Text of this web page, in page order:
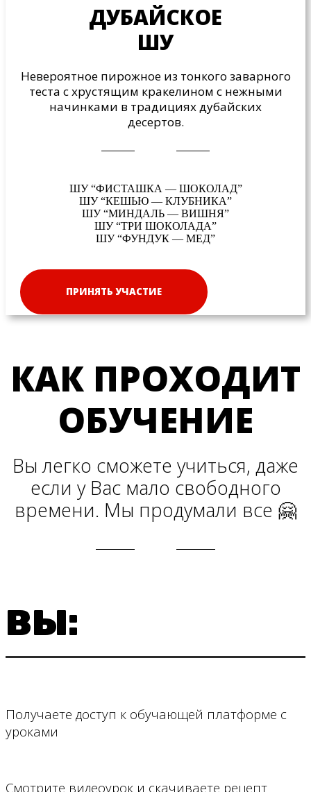
ДУБАЙСКОЕ
ШУ
Невероятное пирожное из тонкого заварного
теста с хрустящим кракелином с нежными
начинками в традициях дубайских
десертов.
ШУ “ФИСТАШКА — ШОКОЛАД”
ШУ “КЕШЬЮ — КЛУБНИКА”
ШУ “МИНДАЛЬ — ВИШНЯ”
ШУ “ТРИ ШОКОЛАДА”
ШУ “ФУНДУК — МЕД”
ПРИНЯТЬ УЧАСТИЕ
КАК ПРОХОДИТ
ОБУЧЕНИЕ
Вы легко сможете учиться, даже
если у Вас мало свободного
времени. Мы продумали все 🤗
ВЫ:
Получаете доступ к обучающей платформе с
уроками
Смотрите видеоурок и скачиваете рецепт